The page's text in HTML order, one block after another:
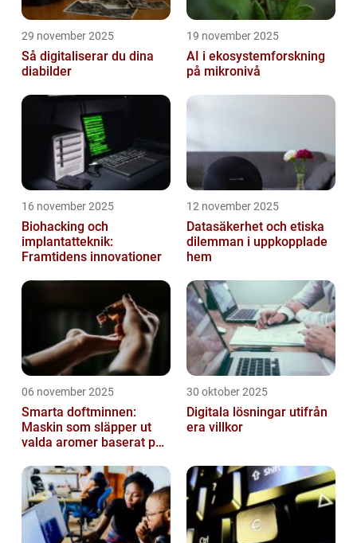
29 november 2025
Så digitaliserar du dina
diabilder
19 november 2025
AI i ekosystemforskning
på mikronivå
16 november 2025
Biohacking och
implantatteknik:
Framtidens innovationer
12 november 2025
Datasäkerhet och etiska
dilemman i uppkopplade
hem
06 november 2025
Smarta doftminnen:
Maskin som släpper ut
valda aromer baserat på
30 oktober 2025
Digitala lösningar utifrån
era villkor